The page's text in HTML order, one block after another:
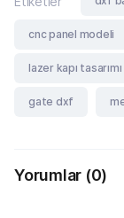
cnc panel modeli
lazer kapı tasarımı
gate dxf
Yorumlar (0)